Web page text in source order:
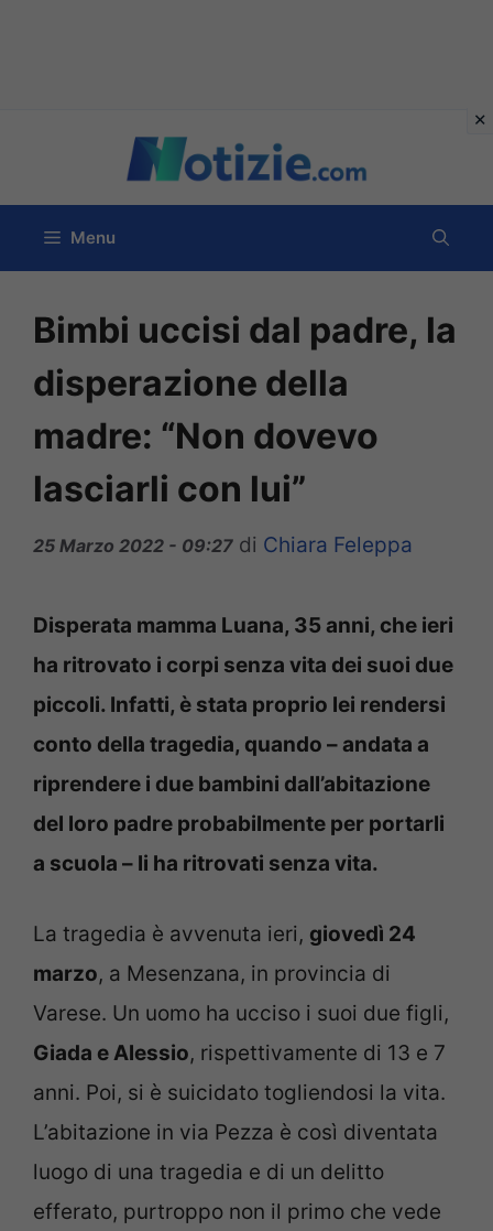
contenuto
Menu
Bimbi uccisi dal padre, la
disperazione della
madre: “Non dovevo
lasciarli con lui”
25 Marzo 2022 - 09:27 di Chiara Feleppa
Disperata mamma Luana, 35 anni, che ieri
ha ritrovato i corpi senza vita dei suoi due
piccoli. Infatti, è stata proprio lei rendersi
conto della tragedia, quando – andata a
riprendere i due bambini dall’abitazione
del loro padre probabilmente per portarli
a scuola – li ha ritrovati senza vita.
La tragedia è avvenuta ieri, giovedì 24
marzo, a Mesenzana, in provincia di
Varese. Un uomo ha ucciso i suoi due figli,
Giada e Alessio, rispettivamente di 13 e 7
anni. Poi, si è suicidato togliendosi la vita.
L’abitazione in via Pezza è così diventata
luogo di una tragedia e di un delitto
efferato, purtroppo non il primo che vede